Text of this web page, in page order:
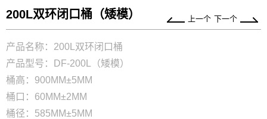
200L双环闭口桶（矮模） 上一个 下一个
产品名称：200L双环闭口桶
产品型号：DF-200L（矮模）
桶高：900MM±5MM
桶口：60MM±2MM
桶径：585MM±5MM